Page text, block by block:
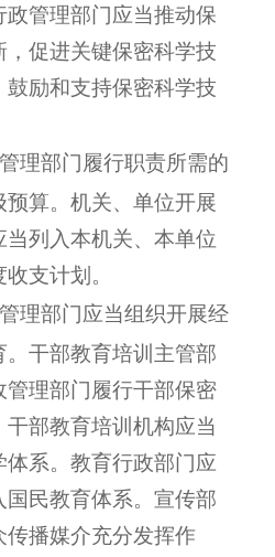
政管理部门应当推动保
促进关键保密科学技
励和支持保密科学技
理部门履行职责所需的
算。机关、单位开展
列入本机关、本单位
支计划。
理部门应当组织开展经
干部教育培训主管部
管理部门履行干部保密
部教育培训机构应当
系。教育行政部门应
民教育体系。宣传部
传播媒介充分发挥作